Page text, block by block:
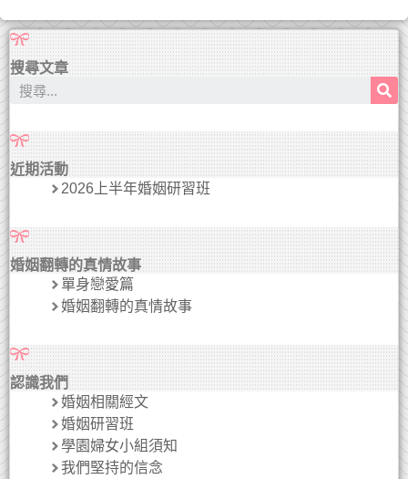
搜尋文章
近期活動
2026上半年婚姻研習班
婚姻翻轉的真情故事
單身戀愛篇
婚姻翻轉的真情故事
認識我們
婚姻相關經文
婚姻研習班
學園婦女小組須知
我們堅持的信念